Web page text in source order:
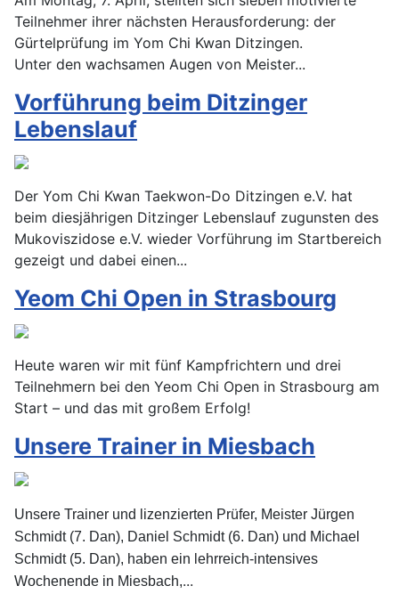
Teilnehmer ihrer nächsten Herausforderung: der
Gürtelprüfung im Yom Chi Kwan Ditzingen.
Unter den wachsamen Augen von Meister...
Vorführung beim Ditzinger
Lebenslauf
Der Yom Chi Kwan Taekwon-Do Ditzingen e.V. hat
beim diesjährigen Ditzinger Lebenslauf zugunsten des
Mukoviszidose e.V. wieder Vorführung im Startbereich
gezeigt und dabei einen...
Yeom Chi Open in Strasbourg
Heute waren wir mit fünf Kampfrichtern und drei
Teilnehmern bei den Yeom Chi Open in Strasbourg am
Start – und das mit großem Erfolg!
Unsere Trainer in Miesbach
Unsere Trainer und lizenzierten Prüfer, Meister Jürgen
Schmidt (7. Dan), Daniel Schmidt (6. Dan) und Michael
Schmidt (5. Dan), haben ein lehrreich-intensives
Wochenende in Miesbach,...